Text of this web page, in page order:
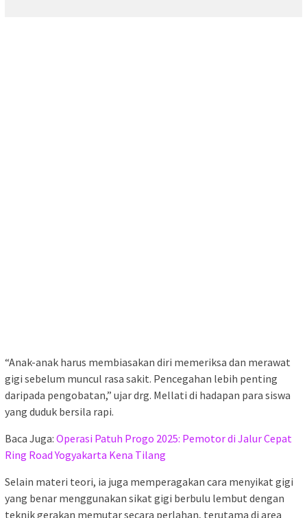
“Anak-anak harus membiasakan diri memeriksa dan merawat
gigi sebelum muncul rasa sakit. Pencegahan lebih penting
daripada pengobatan,” ujar drg. Mellati di hadapan para siswa
yang duduk bersila rapi.
Baca Juga: Operasi Patuh Progo 2025: Pemotor di Jalur Cepat
Ring Road Yogyakarta Kena Tilang
Selain materi teori, ia juga memperagakan cara menyikat gigi
yang benar menggunakan sikat gigi berbulu lembut dengan
teknik gerakan memutar secara perlahan, terutama di area